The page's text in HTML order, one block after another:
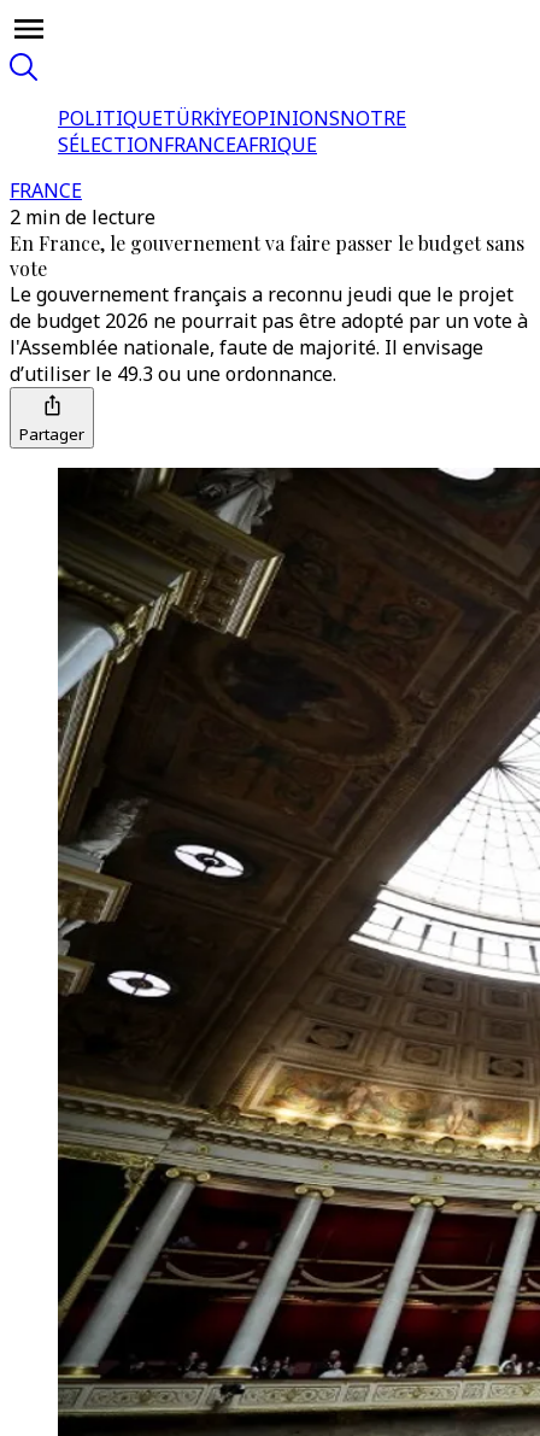
POLITIQUETÜRKİYEOPINIONSNOTRE
SÉLECTIONFRANCEAFRIQUE
FRANCE
2 min de lecture
En France, le gouvernement va faire passer le budget sans
vote
Le gouvernement français a reconnu jeudi que le projet
de budget 2026 ne pourrait pas être adopté par un vote à
l'Assemblée nationale, faute de majorité. Il envisage
d’utiliser le 49.3 ou une ordonnance.
Partager